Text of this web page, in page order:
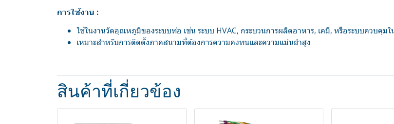
การใช้งาน :
ใช้ในงานวัดอุณหภูมิของระบบท่อ เช่น ระบบ HVAC, กระบวนการผลิตอาหาร, เคมี, หรือระบบควบคุมใ
เหมาะสำหรับการติดตั้งภาคสนามที่ต้องการความคงทนและความแม่นยำสูง
สินค้าที่เกี่ยวข้อง